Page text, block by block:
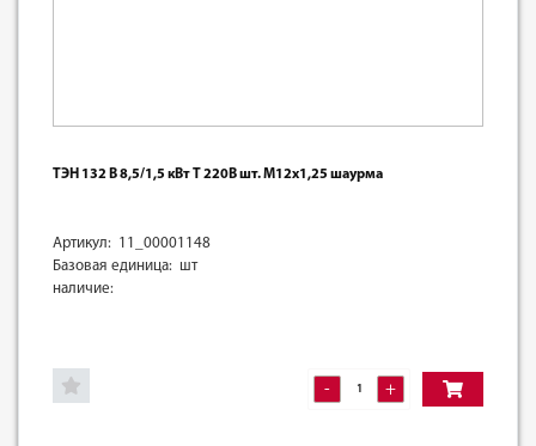
ТЭН 132 В 8,5/1,5 кВт Т 220В шт. М12х1,25 шаурма
Артикул: 11_00001148
Базовая единица: шт
наличие:
- +